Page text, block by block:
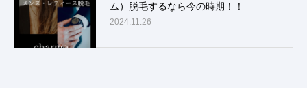
ム）脱毛するなら今の時期！！
2024.11.26